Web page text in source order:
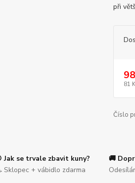
při
81
Číslo
Jak se trvale zbavit kuny?
Sklopec + vábidlo zdarma
🚚